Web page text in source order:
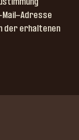
Mail-Adresse
der erhaltenen